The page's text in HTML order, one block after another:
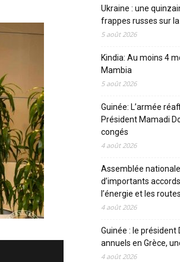
Ukraine : une
frappes russes sur
5 août 2026
Kindia: Au moins 4
Mambia
5 août 2026
Guinée: L’armée
Président Mamadi
congés
4 août 2026
Assemblée
d’importants
l’énergie et les routes
4 août 2026
Guinée : le
annuels en Grèce,
4 août 2026